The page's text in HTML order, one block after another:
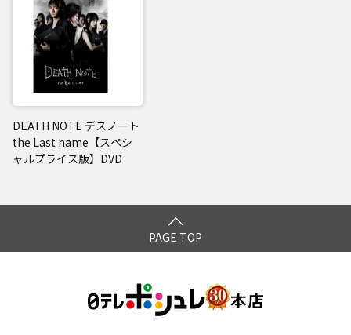
DEATH NOTE デスノート
the Last name【スペシ
ャルプライス版】DVD
PAGE TOP